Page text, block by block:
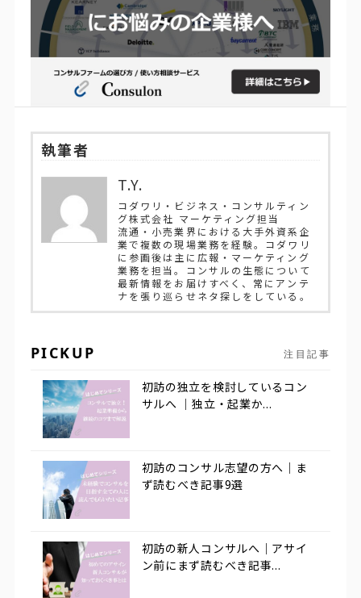
執筆者
T.Y.
コダワリ・ビジネス・コンサルティン
グ株式会社 マーケティング担当
流通・小売業界における大手外資系企
業で複数の現場業務を経験。コダワリ
に参画後は主に広報・マーケティング
業務を担当。コンサルの生態について
最新情報をお届けすべく、常にアンテ
ナを張り巡らせネタ探しをしている。
PICKUP 注目記事
初訪の独立を検討しているコン
サルへ ｜独立・起業か...
初訪のコンサル志望の方へ｜ま
ず読むべき記事9選
初訪の新人コンサルへ｜アサイ
ン前にまず読むべき記事...